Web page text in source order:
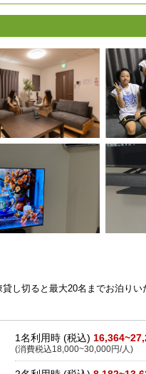
し切ると最大20名までお泊りい
1名利用時 (税込)
(消費税込18,000~30,000円/人)